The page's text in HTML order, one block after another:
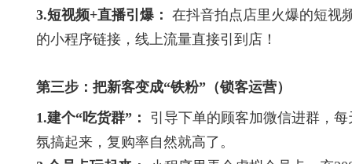
3.短视频+直播引爆： 在抖音拍点店里火爆的短视
的小程序链接，线上流量直接引到店！
第三步：把新客变成“铁粉”（锁客运营）
1.建个“吃货群”：
引导下单的顾客加微信进群，
氛搞起来，复购率自然就高了。